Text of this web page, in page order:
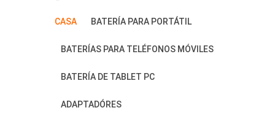
CASA BATERÍA PARA PORTÁTIL
BATERÍAS PARA TELÉFONOS MÓVILES
BATERÍA DE TABLET PC
ADAPTADÓRES